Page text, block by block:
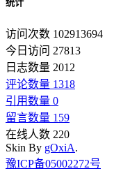
统计
访问次数 102913694
今日访问 27813
日志数量 2012
评论数量 1318
引用数量 0
留言数量 159
在线人数 220
Skin By gOxiA.
豫ICP备05002272号